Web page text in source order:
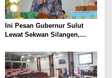
Ini Pesan Gubernur Sulut
Lewat Sekwan Silangen,
92 GMIM Syalom Molas